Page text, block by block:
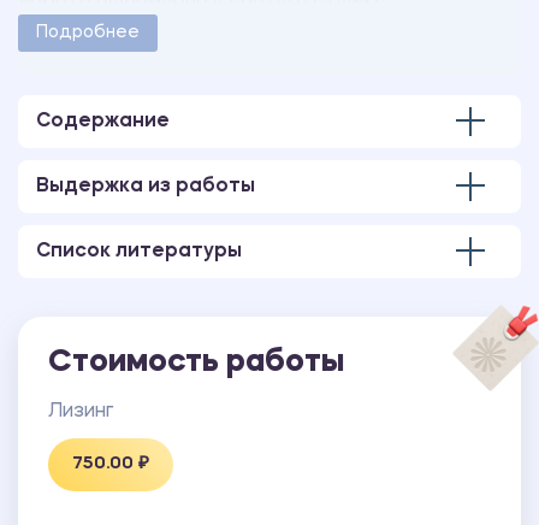
методическими указаниями учебного заведения.
Подробнее
Содержание
Выдержка из работы
Список литературы
Стоимость работы
Лизинг
750.00 ₽